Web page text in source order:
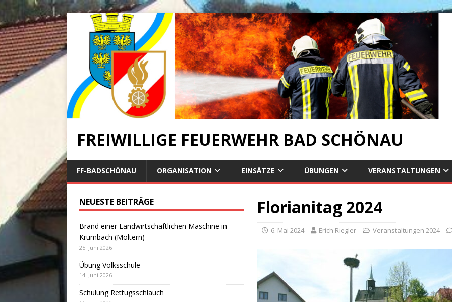
FREIWILLIGE FEUERWEHR BAD SCHÖNAU
FF-BADSCHÖNAU ORGANISATION EINSÄTZE ÜBUNGEN VERANSTALTUNGEN
Florianitag 2024
6. Mai 2024 Erich Riegler Veranstaltungen 2024
NEUESTE BEITRÄGE
Brand einer Landwirtschaftlichen Maschine in
Krumbach (Möltern)
25. Juni 2026
Übung Volksschule
14. Juni 2026
Schulung Rettugsschlauch